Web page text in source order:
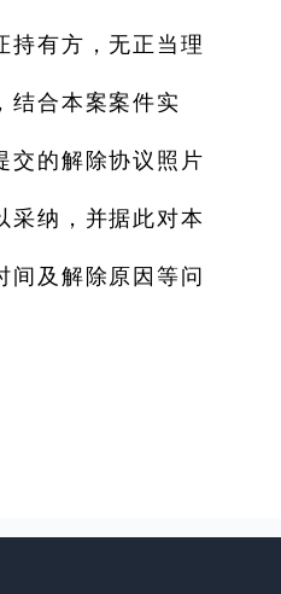
持有方，无正当理
结合本案案件实
交的解除协议照片
采纳，并据此对本
间及解除原因等问